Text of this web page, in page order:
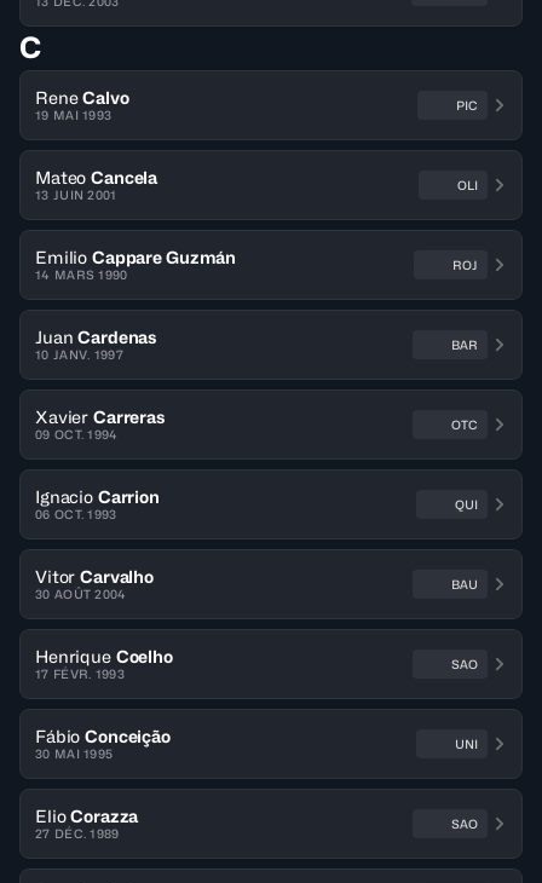
C
Rene Calvo
19 MAI 1993
PIC
Mateo Cancela
13 JUIN 2001
OLI
Emilio Cappare Guzmán
14 MARS 1990
ROJ
Juan Cardenas
10 JANV. 1997
BAR
Xavier Carreras
09 OCT. 1994
OTC
Ignacio Carrion
06 OCT. 1993
QUI
Vitor Carvalho
30 AOÛT 2004
BAU
Henrique Coelho
17 FÉVR. 1993
SAO
Fábio Conceição
30 MAI 1995
UNI
Elio Corazza
27 DÉC. 1989
SAO